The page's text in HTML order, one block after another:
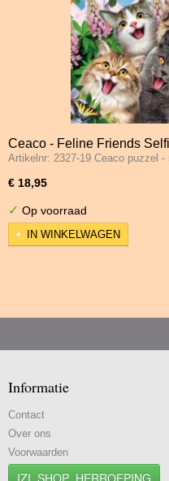
Ceaco - Feline Friends
Artikelnr: 2327-19 Ceaco puzzel
€ 18,95
✓ Op voorraad
IN WINKELWAGEN
Informatie
Contact
Over ons
Voorwaarden